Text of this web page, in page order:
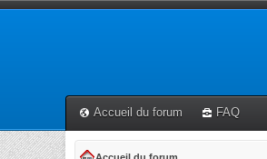
Accueil du forum FAQ